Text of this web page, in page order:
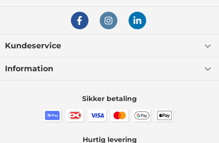
Kundeservice
Information
Sikker betaling
Hurtig levering